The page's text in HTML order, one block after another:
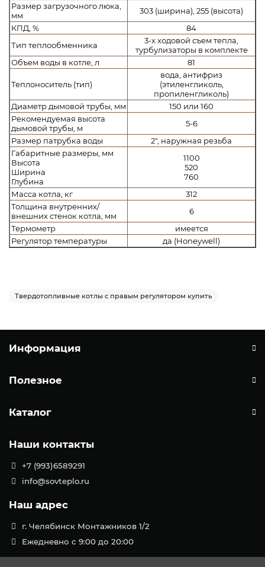
Размер загрузочного люка,
мм
303 (ширина), 255 (высота)
КПД, %
84
Тип теплообменника
3-х ходовой съем тепла,
турбулизаторы в комплекте
Объем воды в котле, л
81
Теплоноситель (тип)
вода, антифриз
(этиленгликоль,
пропиленгликоль)
Диаметр дымовой трубы, мм
150 или 160
Рекомендуемая высота
дымовой трубы, м
5-6
Размер патрубка воды
2", наружная резьба
Габаритные размеры, мм
Высота
Ширина
Глубина
1100
520
760
Масса котла, кг
312
Толщина внутренних/
внешних стенок котла, мм
6
Термометр
имеется
Регулятор температуры
да (Honeywell)
Твердотопливные котлы с правым регулятором купить
Информация
Полезное
Каталог
Наши контакты
+7 (993)6589291
info@sovteplo.ru
Наш адрес
г. Челябинск Монтажников 1/2
Ежедневно с 9:00 до 20:00